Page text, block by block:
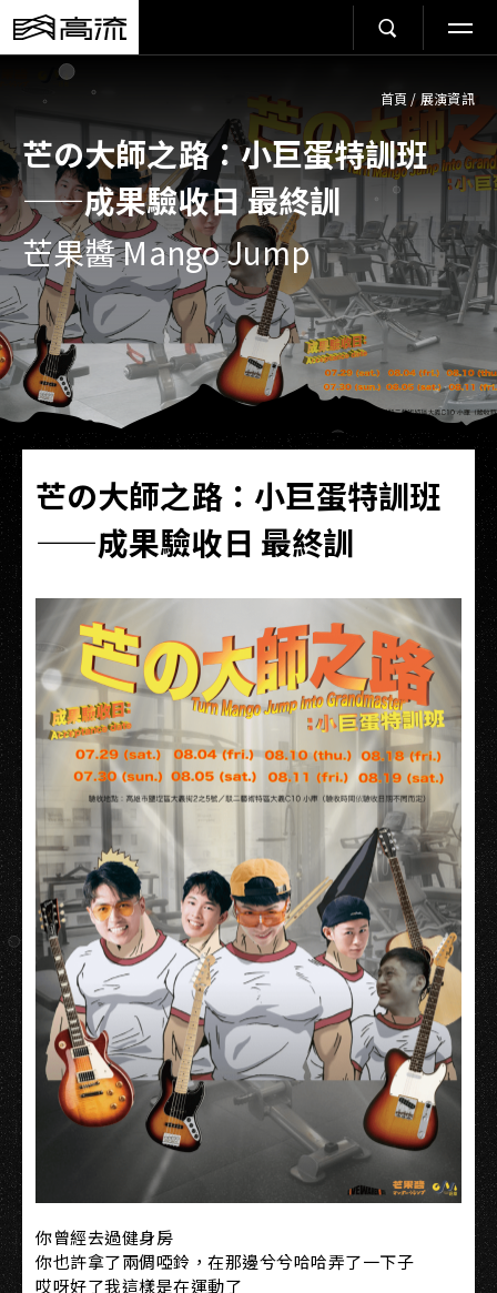
首頁 / 展演資訊
芒の大師之路：小巨蛋特訓班
——成果驗收日 最終訓
芒果醬 Mango Jump
芒の大師之路：小巨蛋特訓班
——成果驗收日 最終訓
你曾經去過健身房
你也許拿了兩倜啞鈴，在那邊兮兮哈哈弄了一下子
哎呀好了我這樣是在運動了